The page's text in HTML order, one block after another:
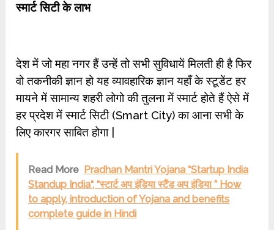
स्मार्ट सिटी के लाभ
देश में जो महा नगर हैं उन्हें तो सभी सुविधायें मिलती ही है फिर
वो तकनीकी ज्ञान हो यह व्यावहारिक ज्ञान यहाँ के स्टूडेंट हर
मायने में सामान्य शहरी लोगो की तुलना में स्मार्ट होते हैं ऐसे में
हर प्रदेश में स्मार्ट सिटी (Smart City) का आना सभी के
लिए कारगर साबित होगा |
Read More Pradhan Mantri Yojana “Startup India
Standup India“, “स्टार्ट अप इंडिया स्टैंड अप इंडिया ” How
to apply, introduction of Yojana and benefits
complete guide in Hindi